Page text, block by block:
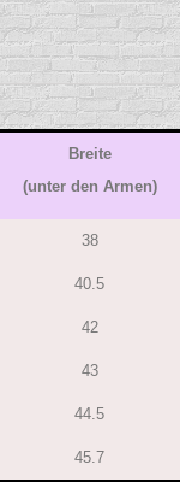
Breite
(unter den Armen)
38
40.5
42
43
44.5
45.7